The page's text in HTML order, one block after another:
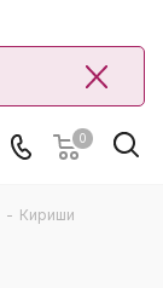
0
- Кириши